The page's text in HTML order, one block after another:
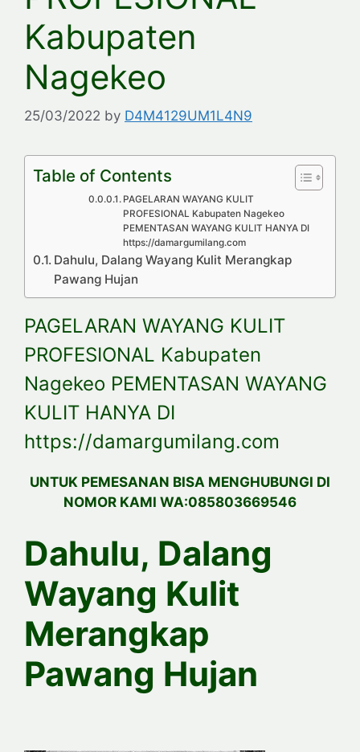
Kabupaten
Nagekeo
25/03/2022 by D4M4129UM1L4N9
Table of Contents
PAGELARAN WAYANG KULIT
PROFESIONAL Kabupaten Nagekeo
PEMENTASAN WAYANG KULIT HANYA DI
https://damargumilang.com
Dahulu, Dalang Wayang Kulit Merangkap
Pawang Hujan
PAGELARAN WAYANG KULIT
PROFESIONAL Kabupaten
Nagekeo PEMENTASAN WAYANG
KULIT HANYA DI
https://damargumilang.com
UNTUK PEMESANAN BISA MENGHUBUNGI DI
NOMOR KAMI WA:085803669546
Dahulu, Dalang
Wayang Kulit
Merangkap
Pawang Hujan